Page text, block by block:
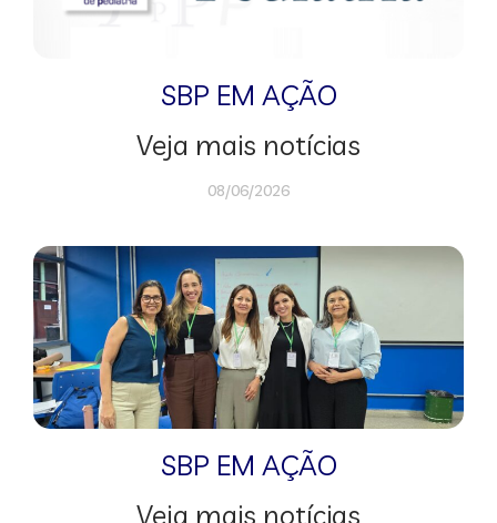
SBP EM AÇÃO
Veja mais notícias
08/06/2026
SBP EM AÇÃO
Veja mais notícias